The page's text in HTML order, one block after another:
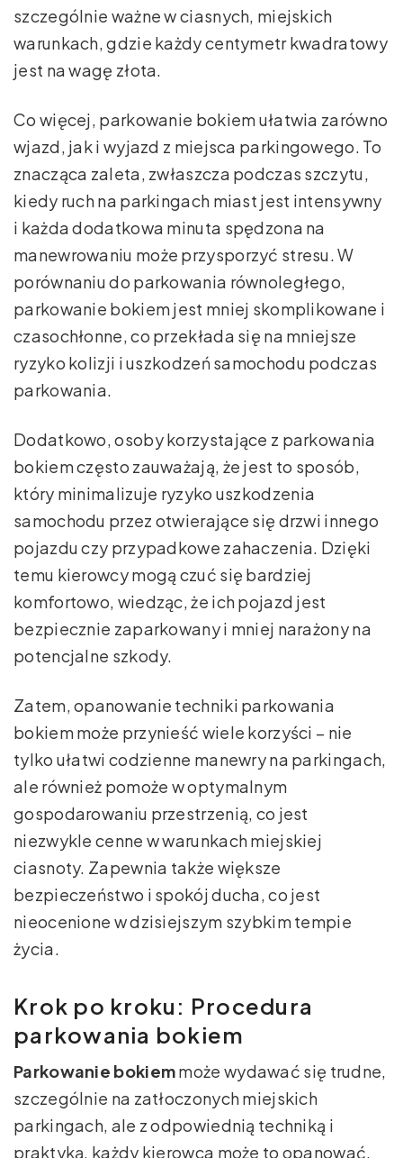
szczególnie ważne w ciasnych, miejskich
warunkach, gdzie każdy centymetr kwadratowy
jest na wagę złota.
Co więcej, parkowanie bokiem ułatwia zarówno
wjazd, jak i wyjazd z miejsca parkingowego. To
znacząca zaleta, zwłaszcza podczas szczytu,
kiedy ruch na parkingach miast jest intensywny
i każda dodatkowa minuta spędzona na
manewrowaniu może przysporzyć stresu. W
porównaniu do parkowania równoległego,
parkowanie bokiem jest mniej skomplikowane i
czasochłonne, co przekłada się na mniejsze
ryzyko kolizji i uszkodzeń samochodu podczas
parkowania.
Dodatkowo, osoby korzystające z parkowania
bokiem często zauważają, że jest to sposób,
który minimalizuje ryzyko uszkodzenia
samochodu przez otwierające się drzwi innego
pojazdu czy przypadkowe zahaczenia. Dzięki
temu kierowcy mogą czuć się bardziej
komfortowo, wiedząc, że ich pojazd jest
bezpiecznie zaparkowany i mniej narażony na
potencjalne szkody.
Zatem, opanowanie techniki parkowania
bokiem może przynieść wiele korzyści – nie
tylko ułatwi codzienne manewry na parkingach,
ale również pomoże w optymalnym
gospodarowaniu przestrzenią, co jest
niezwykle cenne w warunkach miejskiej
ciasnoty. Zapewnia także większe
bezpieczeństwo i spokój ducha, co jest
nieocenione w dzisiejszym szybkim tempie
życia.
Krok po kroku: Procedura
parkowania bokiem
Parkowanie bokiemmoże wydawać się trudne,
szczególnie na zatłoczonych miejskich
parkingach, ale z odpowiednią techniką i
praktyką, każdy kierowca może to opanować.